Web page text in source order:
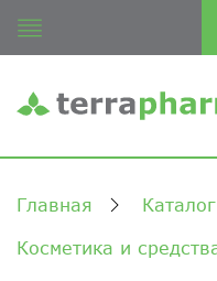
Главная
Косметика и